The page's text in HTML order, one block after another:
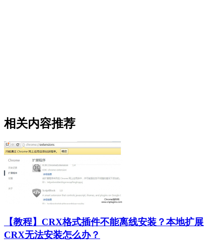
相关内容推荐
【教程】CRX格式插件不能离线安装？本地扩展
CRX无法安装怎么办？